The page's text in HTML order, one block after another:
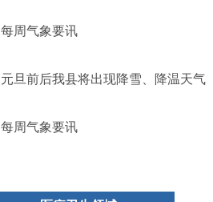
每周气象要讯
元旦前后我县将出现降雪、降温天气
每周气象要讯